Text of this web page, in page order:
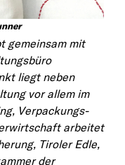
gemeinsam mit
liegt neben
vor allem im
Verpackungs-
arbeitet
Tiroler Edle,
der